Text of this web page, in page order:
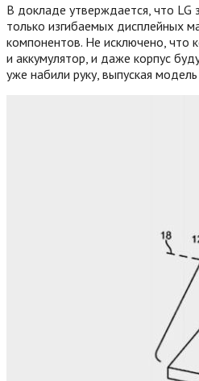
В докладе утверждается, что LG
только изгибаемых дисплейных
компонентов. Не исключено, что
и аккумулятор, и даже корпус
уже набили руку, выпуская